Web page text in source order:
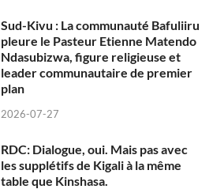
Sud-Kivu : La communauté Bafuliiru
pleure le Pasteur Etienne Matendo
Ndasubizwa, figure religieuse et
leader communautaire de premier
plan
2026-07-27
RDC: Dialogue, oui. Mais pas avec
les supplétifs de Kigali à la même
table que Kinshasa.